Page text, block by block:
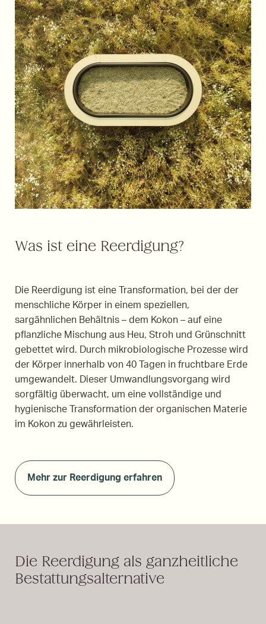
Was ist eine Reerdigung?
Die Reerdigung ist eine Transformation, bei der der
menschliche Körper in einem speziellen,
sargähnlichen Behältnis – dem Kokon – auf eine
pflanzliche Mischung aus Heu, Stroh und Grünschnitt
gebettet wird. Durch mikrobiologische Prozesse wird
der Körper innerhalb von 40 Tagen in fruchtbare Erde
umgewandelt. Dieser Umwandlungsvorgang wird
sorgfältig überwacht, um eine vollständige und
hygienische Transformation der organischen Materie
im Kokon zu gewährleisten.
Mehr zur Reerdigung erfahren
Die Reerdigung als ganzheitliche
Bestattungsalternative